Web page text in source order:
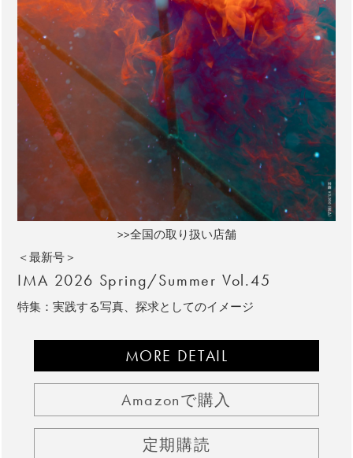
>>全国の取り扱い店舗
＜最新号＞
IMA 2026 Spring/Summer Vol.45
特集：実践する写真、探求としてのイメージ
MORE DETAIL
Amazonで購入
定期購読